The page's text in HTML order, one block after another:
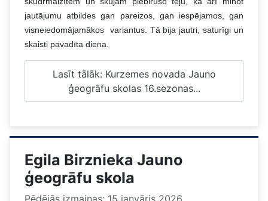
jautājumu atbildes gan pareizos, gan iespējamos, gan
visneiedomājamākos variantus. Tā bija jautri, saturīgi un
skaisti pavadīta diena.
Lasīt tālāk: Kurzemes novada Jauno
ģeogrāfu skolas 16.sezonas...
Egila Birznieka Jauno
ģeogrāfu skola
Pēdējās izmaiņas: 15 janvāris 2026